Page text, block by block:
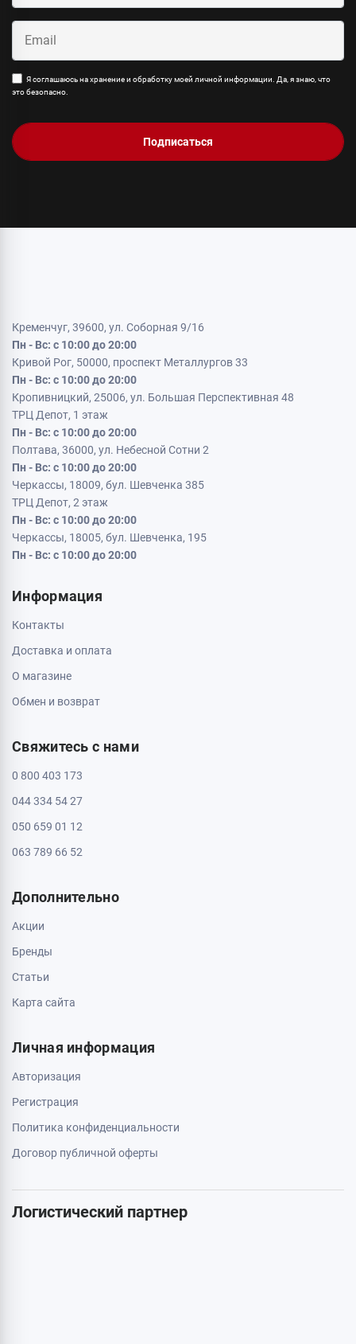
Я соглашаюсь на хранение и обработку моей личной информации. Да, я знаю, что
это безопасно.
Подписаться
Кременчуг, 39600, ул. Соборная 9/16
Пн - Вс: с 10:00 до 20:00
Кривой Рог, 50000, проспект Металлургов 33
Пн - Вс: с 10:00 до 20:00
Кропивницкий, 25006, ул. Большая Перспективная 48
ТРЦ Депот, 1 этаж
Пн - Вс: с 10:00 до 20:00
Полтава, 36000, ул. Небесной Сотни 2
Пн - Вс: с 10:00 до 20:00
Черкассы, 18009, бул. Шевченка 385
ТРЦ Депот, 2 этаж
Пн - Вс: с 10:00 до 20:00
Черкассы, 18005, бул. Шевченка, 195
Пн - Вс: с 10:00 до 20:00
Информация
Контакты
Доставка и оплата
О магазине
Обмен и возврат
Свяжитесь с нами
0 800 403 173
044 334 54 27
050 659 01 12
063 789 66 52
Дополнительно
Акции
Бренды
Статьи
Карта сайта
Личная информация
Авторизация
Регистрация
Политика конфиденциальности
Договор публичной оферты
Логистический партнер